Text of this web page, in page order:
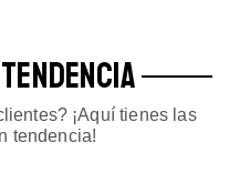
¡Aquí tienes las
tendencia!